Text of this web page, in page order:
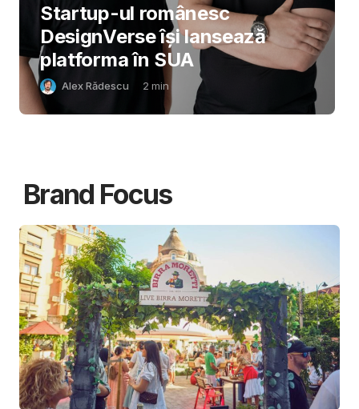
Startup-ul românesc
DesignVerse își lansează
platforma în SUA
Alex Rădescu 2 min
Brand Focus